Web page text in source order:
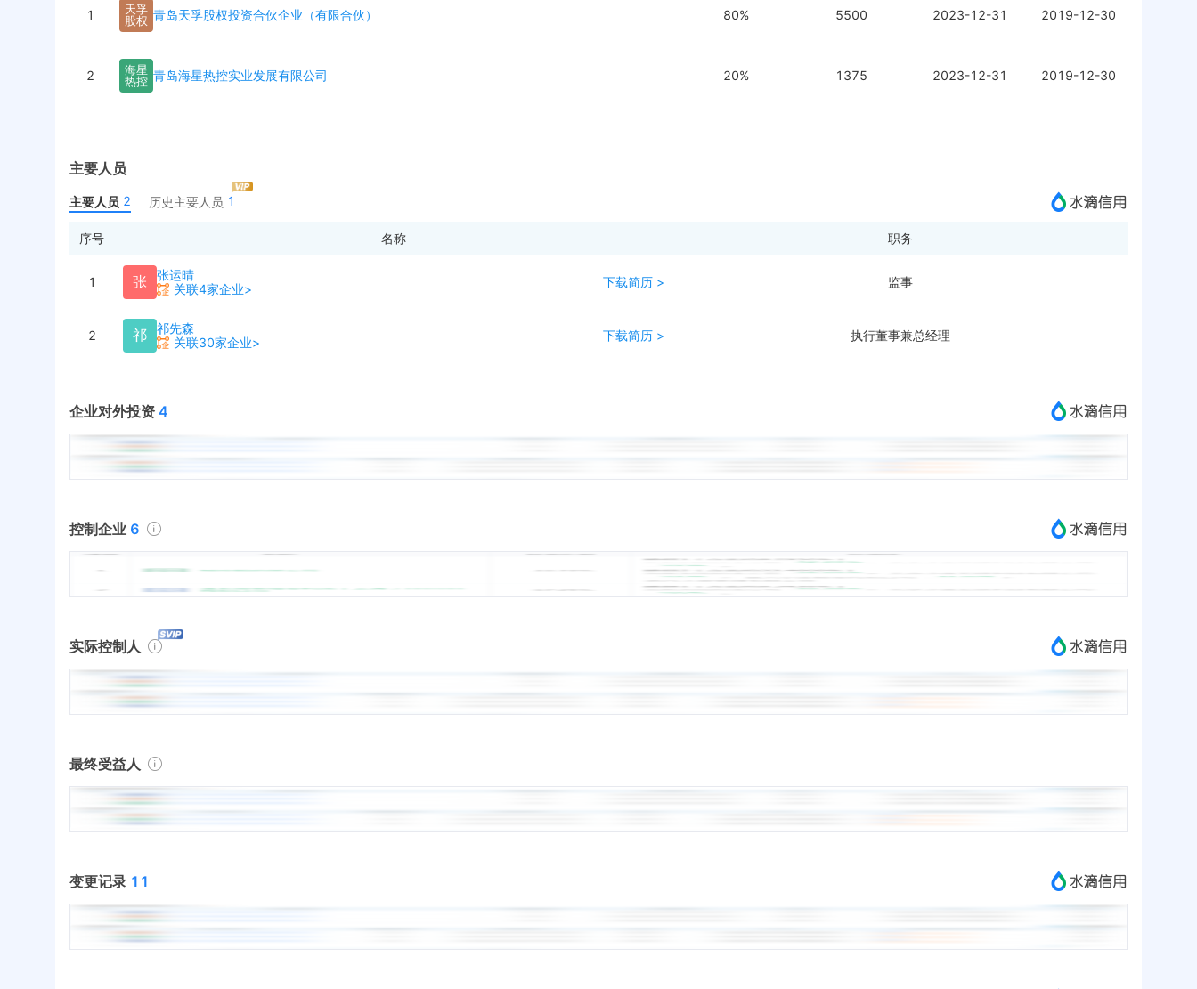
1 天孚
股权 青岛天孚股权投资合伙企业（有限合伙） 80% 5500 2023-12-31 2019-12-30
2 海星
热控 青岛海星热控实业发展有限公司 20% 1375 2023-12-31 2019-12-30
主要人员
主要人员 2 历史主要人员 1
序号 名称 职务
1 张
张运晴
关联4家企业>
下载简历 > 监事
2 祁
祁先森
关联30家企业>
下载简历 > 执行董事兼总经理
企业对外投资 4
控制企业 6
实际控制人
最终受益人
变更记录 11